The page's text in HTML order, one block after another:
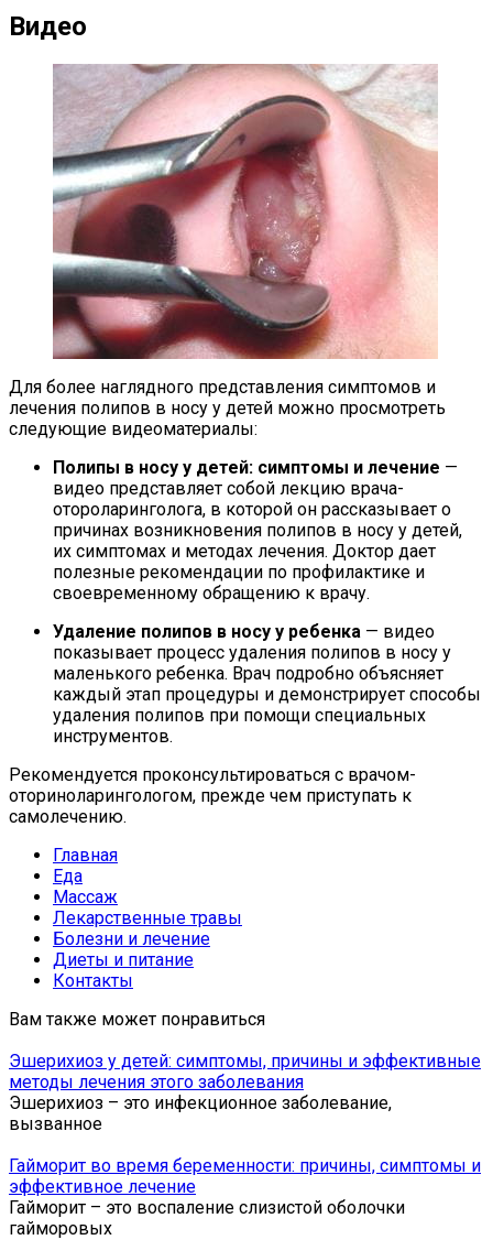
Видео
Для более наглядного представления симптомов и
лечения полипов в носу у детей можно просмотреть
следующие видеоматериалы:
Полипы в носу у детей: симптомы и лечение —
видео представляет собой лекцию врача-
отороларинголога, в которой он рассказывает о
причинах возникновения полипов в носу у детей,
их симптомах и методах лечения. Доктор дает
полезные рекомендации по профилактике и
своевременному обращению к врачу.
Удаление полипов в носу у ребенка — видео
показывает процесс удаления полипов в носу у
маленького ребенка. Врач подробно объясняет
каждый этап процедуры и демонстрирует способы
удаления полипов при помощи специальных
инструментов.
Рекомендуется проконсультироваться с врачом-
оториноларингологом, прежде чем приступать к
самолечению.
Главная
Еда
Массаж
Лекарственные травы
Болезни и лечение
Диеты и питание
Контакты
Вам также может понравиться
Эшерихиоз у детей: симптомы, причины и эффективные
методы лечения этого заболевания
Эшерихиоз – это инфекционное заболевание,
вызванное
Гайморит во время беременности: причины, симптомы и
эффективное лечение
Гайморит – это воспаление слизистой оболочки
гайморовых